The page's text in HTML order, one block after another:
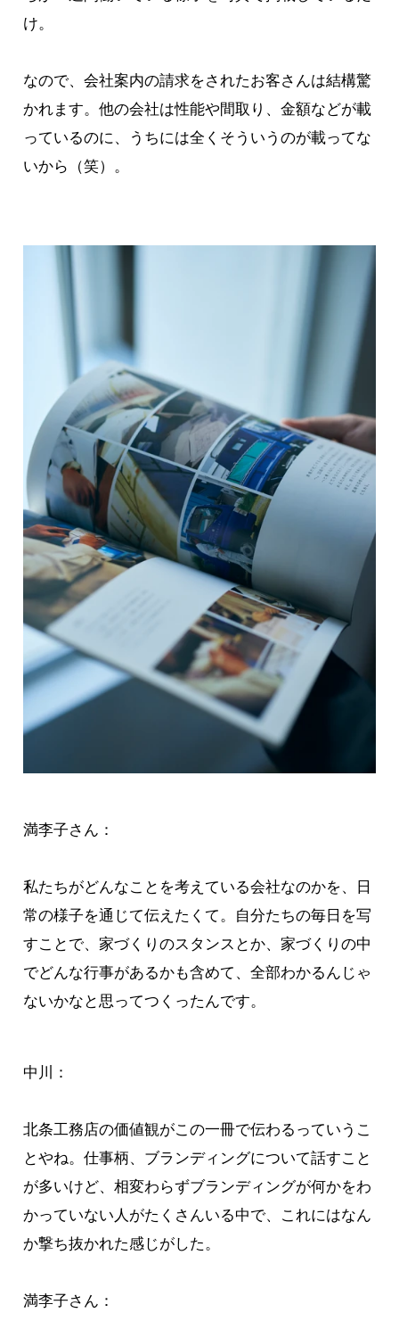
け。
なので、会社案内の請求をされたお客さんは結構驚
かれます。他の会社は性能や間取り、金額などが載
っているのに、うちには全くそういうのが載ってな
いから（笑）。
満李子さん：
私たちがどんなことを考えている会社なのかを、日
常の様子を通じて伝えたくて。自分たちの毎日を写
すことで、家づくりのスタンスとか、家づくりの中
でどんな行事があるかも含めて、全部わかるんじゃ
ないかなと思ってつくったんです。
中川：
北条工務店の価値観がこの一冊で伝わるっていうこ
とやね。仕事柄、ブランディングについて話すこと
が多いけど、相変わらずブランディングが何かをわ
かっていない人がたくさんいる中で、これにはなん
か撃ち抜かれた感じがした。
満李子さん：